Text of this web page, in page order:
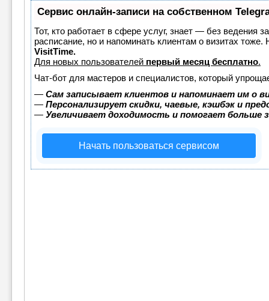
Сервис онлайн-записи на собственном
Тот, кто работает в сфере услуг, знает — без ведения
расписание, но и напоминать клиентам о визитах
VisitTime.
Для новых пользователей первый месяц бесплатно.
Чат-бот для мастеров и специалистов, который
— Сам записывает клиентов и напоминает им о
— Персонализирует скидки, чаевые, кэшбэк и
— Увеличивает доходимость и помогает больше
Начать пользоваться сервисом